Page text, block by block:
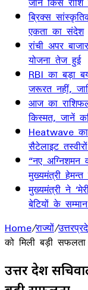
ब्रिक्स
एकता का संदेश
रांची अपर
योजना तेज हुई
RBI का बड़ा
जरूरत नहीं,
आज का
किस्मत, जानें
Heatwave
सैटेलाइट
“नए अग्निशमन
मुख्यमंत्री
मुख्यमंत्री ने
बेटियों के
Home/राज्यों/
को मिली बड़ी सफलता
उत्तर प्रदेश